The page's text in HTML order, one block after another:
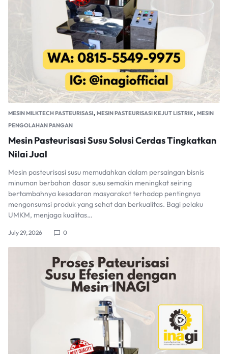
MESIN MILKTECH PASTEURISASI, MESIN PASTEURISASI KEJUT LISTRIK, MESIN
PENGOLAHAN PANGAN
Mesin Pasteurisasi Susu Solusi Cerdas Tingkatkan
Nilai Jual
Mesin pasteurisasi susu memudahkan dalam persaingan bisnis
minuman berbahan dasar susu semakin meningkat seiring
bertambahnya kesadaran masyarakat terhadap pentingnya
mengonsumsi produk yang sehat dan berkualitas. Bagi pelaku
UMKM, menjaga kualitas…
July 29, 2026 0